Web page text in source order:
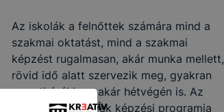
Az iskolák a felnőttek számára mind a
szakmai oktatást, mind a szakmai
képzést rugalmasan, akár munka mellett,
rövid idő alatt szervezik meg, gyakran
az esti órákban, akár hétvégén is. Az
egyes intézmények képzési programja